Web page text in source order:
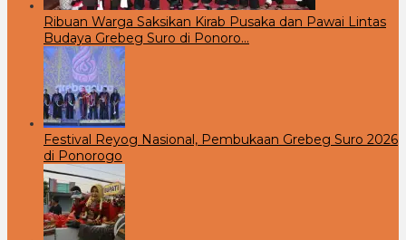
Ribuan Warga Saksikan Kirab Pusaka dan Pawai Lintas
Budaya Grebeg Suro di Ponoro…
Festival Reyog Nasional, Pembukaan Grebeg Suro 2026
di Ponorogo